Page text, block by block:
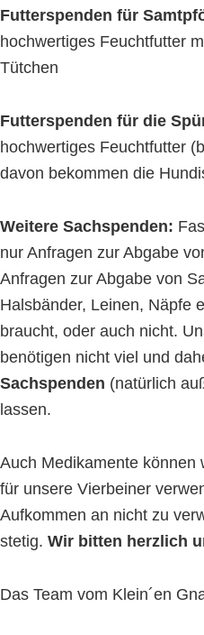
Futterspenden für
hochwertiges Feuchtfutter
Tütchen
Futterspenden für die
hochwertiges Feuchtfutter
davon bekommen die
Weitere Sachspenden:
nur Anfragen zur Abgabe
Anfragen zur Abgabe von
Halsbänder, Leinen, Näpfe
braucht, oder auch nicht.
benötigen nicht viel und
Sachspenden (natürlich
lassen.
Auch Medikamente können
für unsere Vierbeiner
Aufkommen an nicht zu
stetig. Wir bitten herzlich
Das Team vom Klein´en